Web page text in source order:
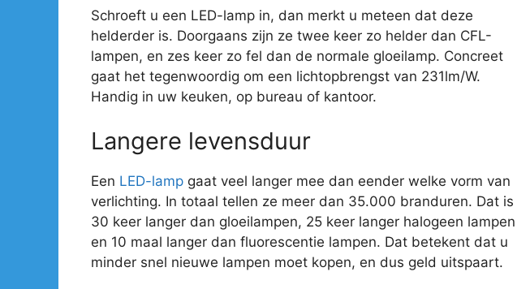
Schroeft u een LED-lamp in, dan merkt u meteen dat deze
helderder is. Doorgaans zijn ze twee keer zo helder dan CFL-
lampen, en zes keer zo fel dan de normale gloeilamp. Concreet
gaat het tegenwoordig om een lichtopbrengst van 231lm/W.
Handig in uw keuken, op bureau of kantoor.
Langere levensduur
Een LED-lamp gaat veel langer mee dan eender welke vorm van
verlichting. In totaal tellen ze meer dan 35.000 branduren. Dat is
30 keer langer dan gloeilampen, 25 keer langer halogeen lampen
en 10 maal langer dan fluorescentie lampen. Dat betekent dat u
minder snel nieuwe lampen moet kopen, en dus geld uitspaart.